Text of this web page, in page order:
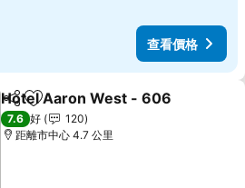
查看價格
分享 放到收藏夾
Hotel Aaron West - 606
7.6 好
120
距離市中心 4.7 公里